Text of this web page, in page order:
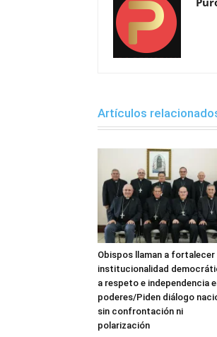
Artículos
Obispos llaman a fortalecer
institucionalidad
a respeto e independencia
poderes/Piden diálogo
sin confrontación ni
polarización